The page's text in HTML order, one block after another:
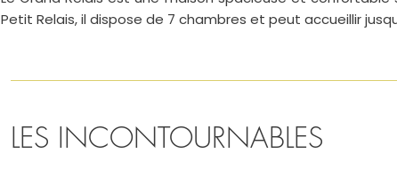
Petit Relais, il dispose de 7 chambres et peut accueillir
permettant ainsi d’augmenter le nombre total de
Le Petit Relais, également situé dans le domaine des
chambres et peut accueillir jusqu’à 15 personnes.
LES INCONTOURNABLES